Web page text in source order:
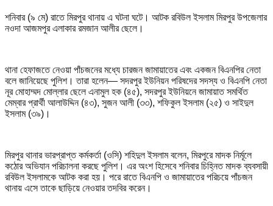
শনিবার (৯ মে) রাতে মিরপুর থানায় এ ঘটনা ঘটে। আটক রবিউল ইসলাম মিরপুর উপজেলার
নওদা আজমপুর এলাকার রমজান আলীর ছেলে।
থানা হেফাজতে নেওয়া পাঁচজনের মধ্যে চারজন জামায়াতের এবং একজন বিএনপির নেতা
বলে জানিয়েছে পুলিশ। তারা হলেন— সদরপুর ইউনিয়ন পরিষদের সদস্য ও বিএনপি নেতা
নূর মোহাম্মদ মোল্লার ছেলে এনামুল হক (৪৫), সদরপুর ইউনিয়নে জামায়াত সমর্থিত
মেম্বার প্রার্থী আলাউদ্দিন (৪৩), সুজন আলী (৩৩), শফিকুল ইসলাম (২৫) ও সাইদুল
ইসলাম (৩৯)।
মিরপুর থানার ভারপ্রাপ্ত কর্মকর্তা (ওসি) শহিদুল ইসলাম বলেন, মিরপুরে মাদক নির্মূলে
কঠোর অভিযান পরিচালনা করছে পুলিশ। এর অংশ হিসেবে শনিবার চিহ্নিত মাদক ব্যবসায়ী
রবিউল ইসলামকে আটক করা হয়। পরে রাতে বিএনপি ও জামায়াতের পরিচয়ে পাঁচজন
থানায় এসে তাকে ছাড়িয়ে নেওয়ার তদবির করেন।